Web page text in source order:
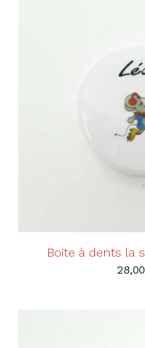
AJOUTER AU
Boite à dents la
28,00